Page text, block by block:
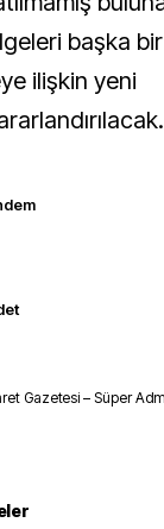
başka
ilişkin yeni
Gazetesi – Süper